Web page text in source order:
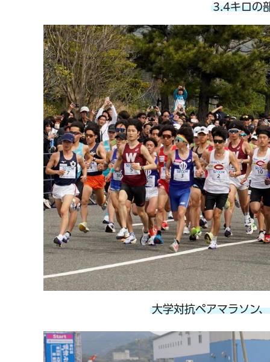
3.4キロの
大学対抗ペアマラソン